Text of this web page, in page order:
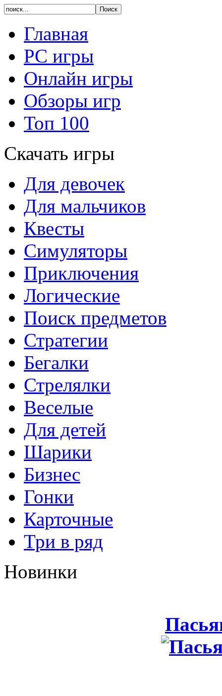
Главная
PC игры
Онлайн игры
Обзоры игр
Топ 100
Скачать игры
Для девочек
Для мальчиков
Квесты
Симуляторы
Приключения
Логические
Поиск предметов
Стратегии
Бегалки
Стрелялки
Веселые
Для детей
Шарики
Бизнес
Гонки
Карточные
Три в ряд
Новинки